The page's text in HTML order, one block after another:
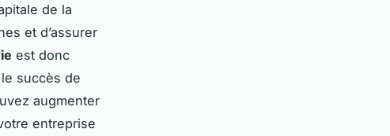
de la
et d’assurer
est donc
succès de
augmenter
entreprise